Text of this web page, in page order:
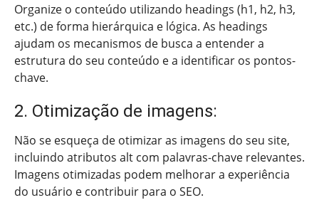
Organize o conteúdo utilizando headings (h1, h2, h3,
etc.) de forma hierárquica e lógica. As headings
ajudam os mecanismos de busca a entender a
estrutura do seu conteúdo e a identificar os pontos-
chave.
2. Otimização de imagens:
Não se esqueça de otimizar as imagens do seu site,
incluindo atributos alt com palavras-chave relevantes.
Imagens otimizadas podem melhorar a experiência
do usuário e contribuir para o SEO.